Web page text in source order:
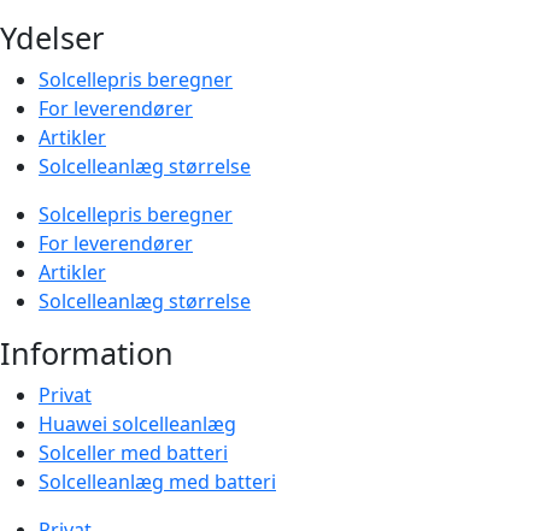
Ydelser
Solcellepris beregner
For leverendører
Artikler
Solcelleanlæg størrelse
Solcellepris beregner
For leverendører
Artikler
Solcelleanlæg størrelse
Information
Privat
Huawei solcelleanlæg
Solceller med batteri
Solcelleanlæg med batteri